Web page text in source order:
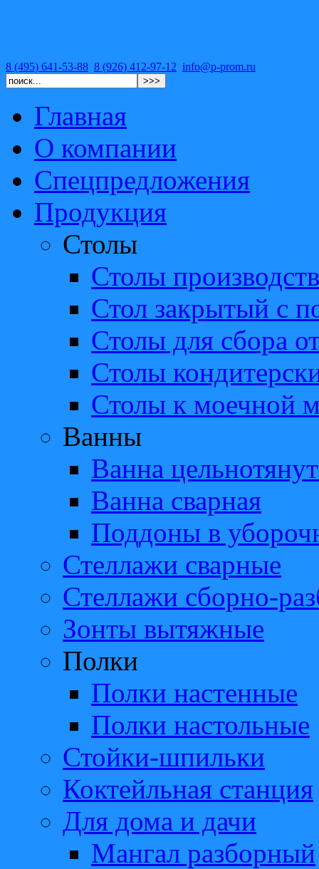
8 (495) 641-53-88 8 (926) 412-97-12 info@p-prom.ru
Главная
О компании
Спецпредложения
Продукция
Столы
Столы
Стол закрытый с
Столы для сбора
Столы
Столы к моечной
Ванны
Ванна
Ванна сварная
Поддоны в
Стеллажи сварные
Стеллажи сборно-
Зонты вытяжные
Полки
Полки настенные
Полки настольные
Стойки-шпильки
Коктейльная станция
Для дома и дачи
Мангал разборный